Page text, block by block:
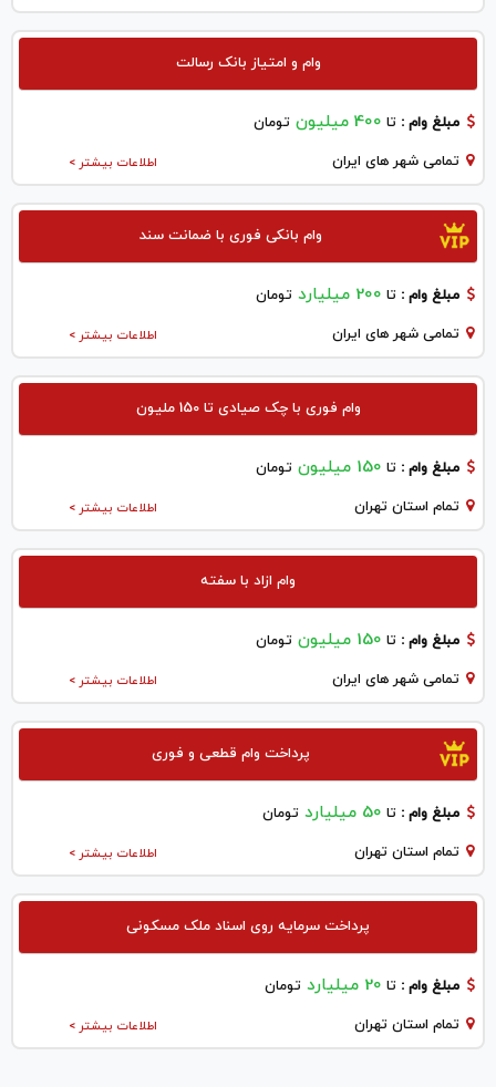
وام و امتیاز بانک رسالت
مبلغ وام : تا 400 میلیون تومان
اطلاعات بیشتر > تمامی شهر های ایران
وام بانکی فوری با ضمانت سند
مبلغ وام : تا 200 میلیارد تومان
اطلاعات بیشتر > تمامی شهر های ایران
وام فوری با چک صیادی تا 150 ملیون
مبلغ وام : تا 150 میلیون تومان
اطلاعات بیشتر > تمام استان تهران
وام ازاد با سفته
مبلغ وام : تا 150 میلیون تومان
اطلاعات بیشتر > تمامی شهر های ایران
پرداخت وام قطعی و فوری
مبلغ وام : تا 50 میلیارد تومان
اطلاعات بیشتر > تمام استان تهران
پرداخت سرمایه روی اسناد ملک مسکونی
مبلغ وام : تا 20 میلیارد تومان
اطلاعات بیشتر > تمام استان تهران